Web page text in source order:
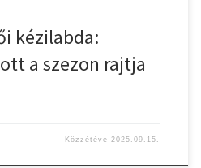
kézilabda:
a szezon rajtja
Közzétéve2025.09.15.